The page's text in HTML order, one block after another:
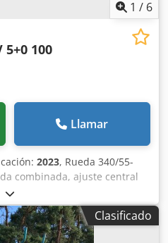
1 / 6
5+0 100
Llamar
2023, Rueda 340/55-
combinada, ajuste central
de arado STU 40, reja
de corte Ø 500 dentado, 1
para iluminación /Clasificado